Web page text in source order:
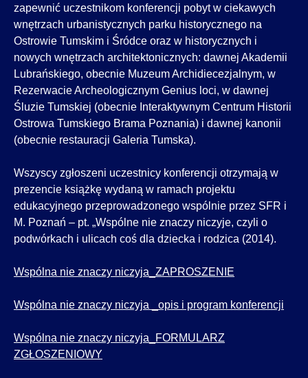
zapewnić uczestnikom konferencji pobyt w ciekawych
wnętrzach urbanistycznych parku historycznego na
Ostrowie Tumskim i Śródce oraz w historycznych i
nowych wnętrzach architektonicznych: dawnej Akademii
Lubrańskiego, obecnie Muzeum Archidiecezjalnym, w
Rezerwacie Archeologicznym Genius loci, w dawnej
Śluzie Tumskiej (obecnie Interaktywnym Centrum Historii
Ostrowa Tumskiego Brama Poznania) i dawnej kanonii
(obecnie restauracji Galeria Tumska).
Wszyscy zgłoszeni uczestnicy konferencji otrzymają w
prezencie książkę wydaną w ramach projektu
edukacyjnego przeprowadzonego wspólnie przez SFR i
M. Poznań – pt. „Wspólne nie znaczy niczyje, czyli o
podwórkach i ulicach coś dla dziecka i rodzica (2014).
Wspólna nie znaczy niczyja_ZAPROSZENIE
Wspólna nie znaczy niczyja _opis i program konferencji
Wspólna nie znaczy niczyja_FORMULARZ
ZGŁOSZENIOWY